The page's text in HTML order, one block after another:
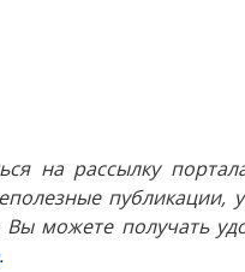
на рассылку
можете получать
.